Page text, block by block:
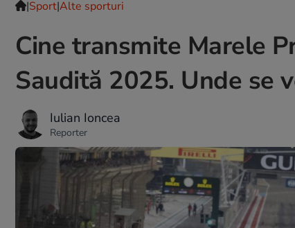
|Sport|Alte sporturi
Cine transmite Marele
Saudită 2025. Unde se
Iulian Ioncea
Reporter